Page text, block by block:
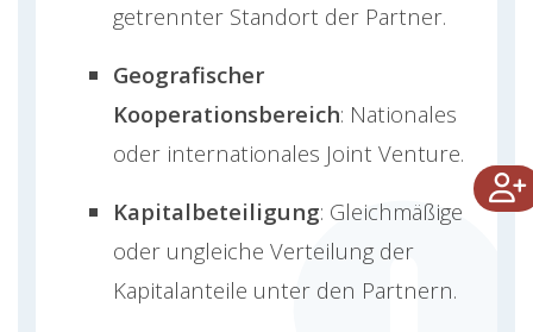
getrennter Standort der Partner.
Geografischer
Kooperationsbereich: Nationales
oder internationales Joint Venture.
Kapitalbeteiligung: Gleichmäßige
oder ungleiche Verteilung der
Kapitalanteile unter den Partnern.